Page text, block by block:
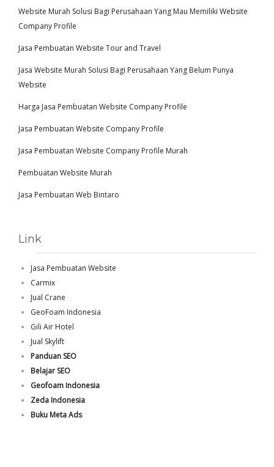
Website Murah Solusi Bagi Perusahaan Yang Mau Memiliki Website
Company Profile
Jasa Pembuatan Website Tour and Travel
Jasa Website Murah Solusi Bagi Perusahaan Yang Belum Punya
Website
Harga Jasa Pembuatan Website Company Profile
Jasa Pembuatan Website Company Profile
Jasa Pembuatan Website Company Profile Murah
Pembuatan Website Murah
Jasa Pembuatan Web Bintaro
Link
Jasa Pembuatan Website
Carmix
Jual Crane
GeoFoam Indonesia
Gili Air Hotel
Jual Skylift
Panduan SEO
Belajar SEO
Geofoam Indonesia
Zeda Indonesia
Buku Meta Ads